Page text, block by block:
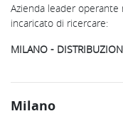
Azienda leader operante
incaricato di ricercare:
MILANO -
Milano